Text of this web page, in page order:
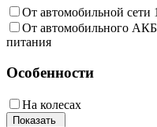
От автомобильной сети
От автомобильного АКБ
питания
Особенности
На колесах